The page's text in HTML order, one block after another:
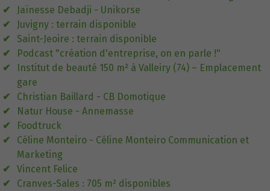
Jaïnesse Debadji - Unikorse
Juvigny : terrain disponible
Saint-Jeoire : terrain disponible
Podcast "création d'entreprise, on en parle !"
Institut de beauté 150 m² à Valleiry (74) – Emplacement
gare
Christian Baillard - CB Domotique
Natur House - Annemasse
Foodtruck
Céline Monteiro - Céline Monteiro Communication et
Marketing
Vincent Felice
Cranves-Sales : 705 m² disponibles